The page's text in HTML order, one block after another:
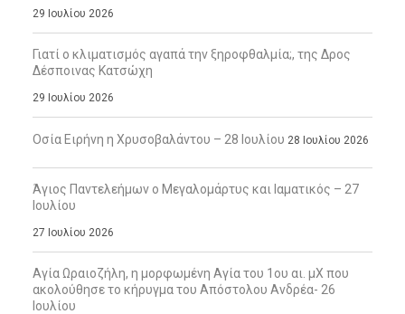
29 Ιουλίου 2026
Γιατί ο κλιματισμός αγαπά την ξηροφθαλμία;, της Δρος
Δέσποινας Κατσώχη
29 Ιουλίου 2026
Οσία Ειρήνη η Χρυσοβαλάντου – 28 Ιουλίου 28 Ιουλίου 2026
Άγιος Παντελεήμων ο Μεγαλομάρτυς και Ιαματικός – 27
Ιουλίου
27 Ιουλίου 2026
Αγία Ωραιοζήλη, η μορφωμένη Αγία του 1ου αι. μΧ που
ακολούθησε το κήρυγμα του Απόστολου Ανδρέα- 26
Ιουλίου